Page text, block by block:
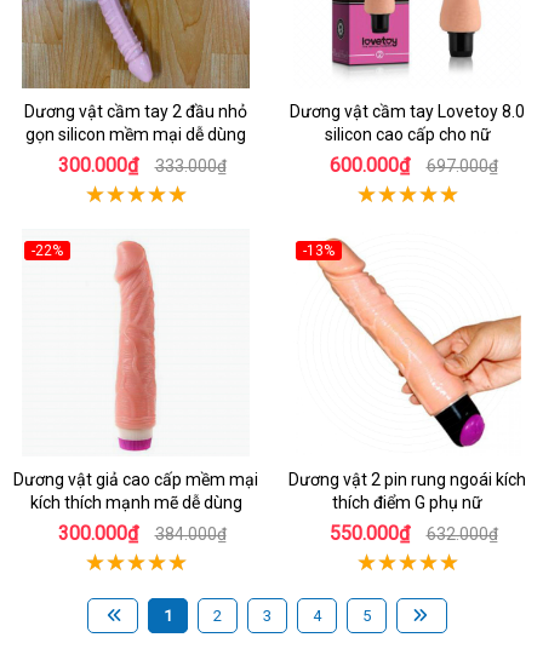
Dương vật cầm tay 2 đầu nhỏ
gọn silicon mềm mại dễ dùng
300.000₫ 333.000₫
Dương vật cầm tay Lovetoy 8.0
silicon cao cấp cho nữ
600.000₫ 697.000₫
-22%
Dương vật giả cao cấp mềm mại
kích thích mạnh mẽ dễ dùng
300.000₫ 384.000₫
-13%
Dương vật 2 pin rung ngoái kích
thích điểm G phụ nữ
550.000₫ 632.000₫
1 2 3 4 5